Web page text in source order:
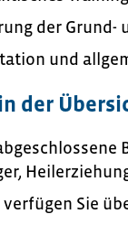
der Grund-
und
der
Sie